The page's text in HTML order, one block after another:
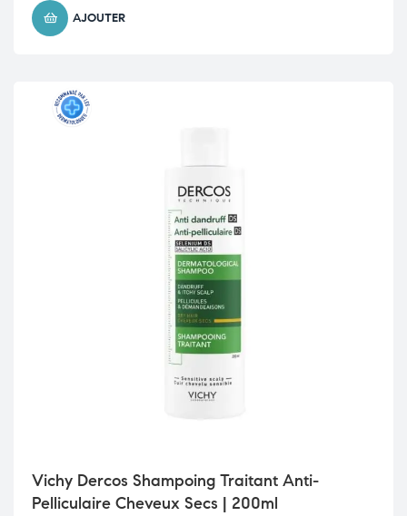
AJOUTER
Vichy Dercos Shampoing Traitant Anti-
Pelliculaire Cheveux Secs | 200ml